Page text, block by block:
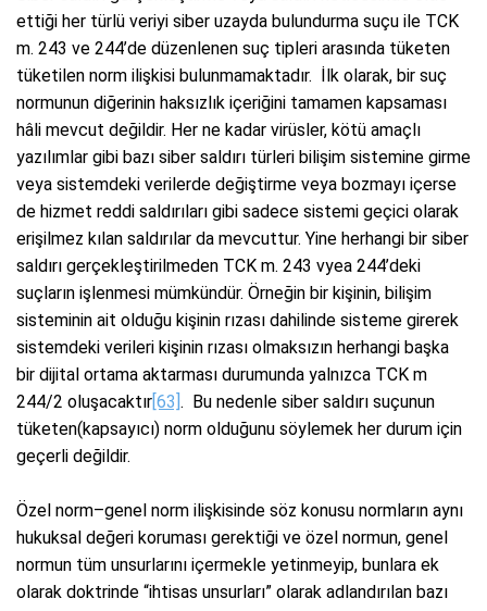
ettiği her türlü veriyi siber uzayda bulundurma suçu ile TCK
m. 243 ve 244’de düzenlenen suç tipleri arasında tüketen
tüketilen norm ilişkisi bulunmamaktadır. İlk olarak, bir suç
normunun diğerinin haksızlık içeriğini tamamen kapsaması
hâli mevcut değildir. Her ne kadar virüsler, kötü amaçlı
yazılımlar gibi bazı siber saldırı türleri bilişim sistemine girme
veya sistemdeki verilerde değiştirme veya bozmayı içerse
de hizmet reddi saldırıları gibi sadece sistemi geçici olarak
erişilmez kılan saldırılar da mevcuttur. Yine herhangi bir siber
saldırı gerçekleştirilmeden TCK m. 243 vyea 244’deki
suçların işlenmesi mümkündür. Örneğin bir kişinin, bilişim
sisteminin ait olduğu kişinin rızası dahilinde sisteme girerek
sistemdeki verileri kişinin rızası olmaksızın herhangi başka
bir dijital ortama aktarması durumunda yalnızca TCK m
244/2 oluşacaktır[63] . Bu nedenle siber saldırı suçunun
tüketen(kapsayıcı) norm olduğunu söylemek her durum için
geçerli değildir.
Özel norm–genel norm ilişkisinde söz konusu normların aynı
hukuksal değeri koruması gerektiği ve özel normun, genel
normun tüm unsurlarını içermekle yetinmeyip, bunlara ek
olarak doktrinde “ihtisas unsurları” olarak adlandırılan bazı